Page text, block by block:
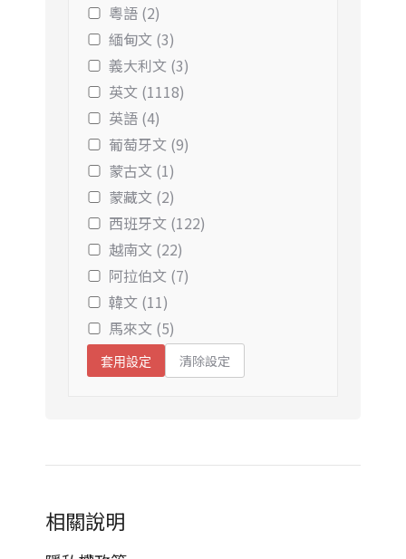
粵語 (2)
緬甸文 (3)
義大利文 (3)
英文 (1118)
英語 (4)
葡萄牙文 (9)
蒙古文 (1)
蒙藏文 (2)
西班牙文 (122)
越南文 (22)
阿拉伯文 (7)
韓文 (11)
馬來文 (5)
套用設定 清除設定
相關說明